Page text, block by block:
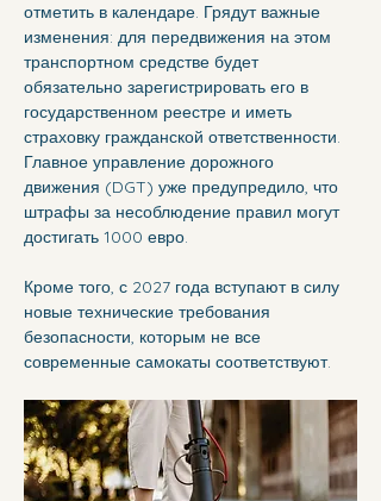
отметить в календаре. Грядут важные
изменения: для передвижения на этом
транспортном средстве будет
обязательно зарегистрировать его в
государственном реестре и иметь
страховку гражданской ответственности.
Главное управление дорожного
движения (DGT) уже предупредило, что
штрафы за несоблюдение правил могут
достигать 1000 евро.
Кроме того, с 2027 года вступают в силу
новые технические требования
безопасности, которым не все
современные самокаты соответствуют.